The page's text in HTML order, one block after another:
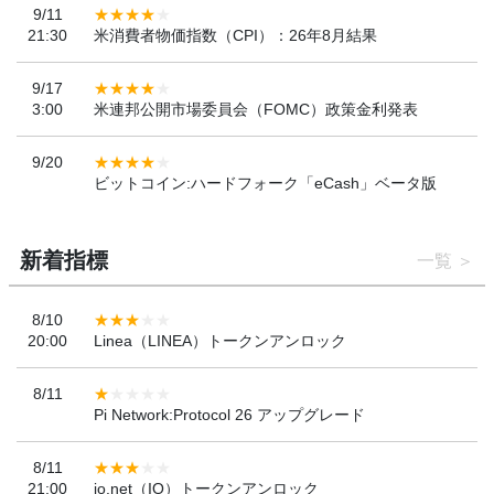
9/11
21:30
米消費者物価指数（CPI）：26年8月結果
9/17
3:00
米連邦公開市場委員会（FOMC）政策金利発表
9/20
ビットコイン:ハードフォーク「eCash」ベータ版
新着指標 一覧
8/10
20:00
Linea（LINEA）トークンアンロック
8/11
Pi Network:Protocol 26 アップグレード
8/11
21:00
io.net（IO）トークンアンロック